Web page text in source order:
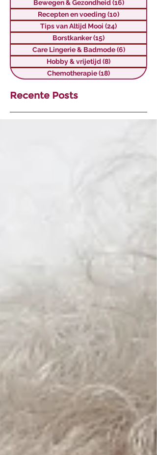
Bewegen & Gezondheid (16)16 posts
Recepten en voeding (10)
Tips van Altijd Mooi (24)
Borstkanker(15)
Care Lingerie & Badmode (6)6 posts
Hobby & vrijetijd(8)
Chemotherapie(18)
Recente Posts